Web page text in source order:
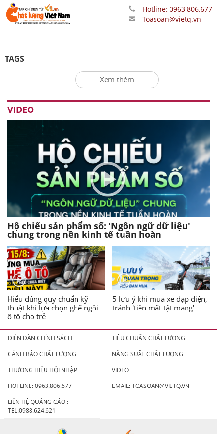
Hotline: 0963.806.677
Toasoan@vietq.vn
TAGS
Xem thêm
VIDEO
Hộ chiếu sản phẩm số: 'Ngôn ngữ dữ liệu'
chung trong nền kinh tế tuần hoàn
Hiểu đúng quy chuẩn kỹ
thuật khi lựa chọn ghế ngồi
ô tô cho trẻ
5 lưu ý khi mua xe đạp điện,
tránh 'tiền mất tật mang'
DIỄN ĐÀN CHÍNH SÁCH
TIÊU CHUẨN CHẤT LƯỢNG
CẢNH BÁO CHẤT LƯỢNG
NĂNG SUẤT CHẤT LƯỢNG
THƯƠNG HIỆU HỘI NHẬP
VIDEO
HOTLINE: 0963.806.677
EMAIL:TOASOAN@VIETQ.VN
LIÊN HỆ QUẢNG CÁO :
TEL:0988.624.621